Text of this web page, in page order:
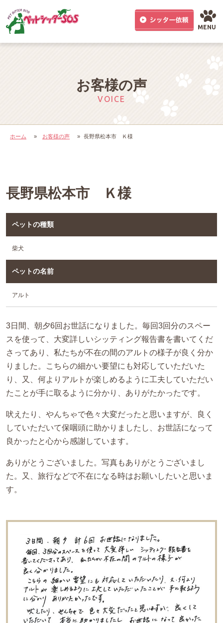
MENU
お客様の声
VOICE
ホーム » お客様の声 » 長野県松本市 Ｋ様
長野県松本市 Ｋ様
ペットの種類
柴犬
ペットの名前
アルト
3日間、朝夕6回お世話になりました。毎回3回分のスペー
スを使って、大変詳しいシッティング報告書を書いてくだ
さってあり、私たちが不在の間のアルトの様子が良く分か
りました。こちらの細かい要望にも対応していただいた
り、又、何よりアルトが楽しめるように工夫していただい
たことが手に取るように分かり、ありがたかったです。
吠えたり、やんちゃで色々大変だったと思いますが、良く
していただいて保咽頭に助かりましたし、お世話になって
良かったと心から感謝しています。
ありがとうございました。写真もありがとうございまし
た。又、旅行などで不在になる時はお願いしたいと思いま
す。